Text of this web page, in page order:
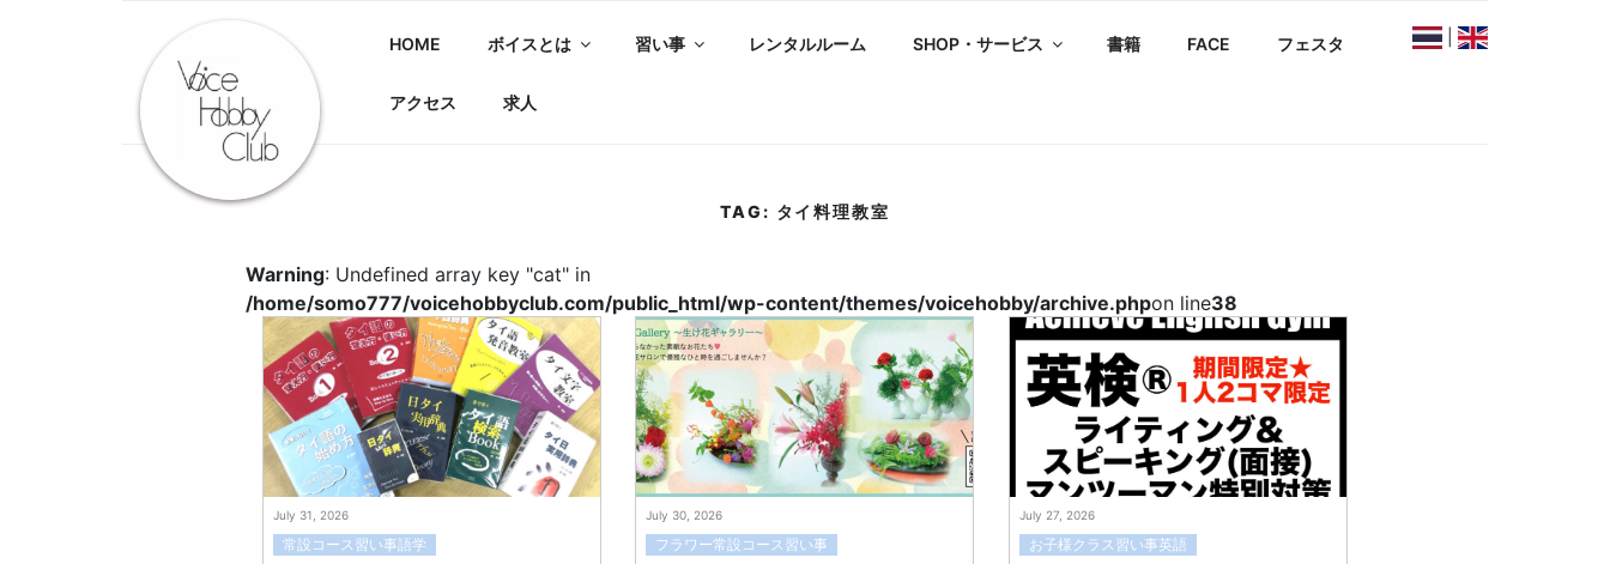
HOME ボイスとは 習い事 レンタルルーム SHOP・サービス 書籍 FACE フェスタ
アクセス 求人
TAG: タイ料理教室
Warning: Undefined array key "cat" in
/home/somo777/voicehobbyclub.com/public_html/wp-content/themes/voicehobby/archive.phpon line38
July 31, 2026
常設コース習い事語学
July 30, 2026
フラワー常設コース習い事
July 27, 2026
お子様クラス習い事英語